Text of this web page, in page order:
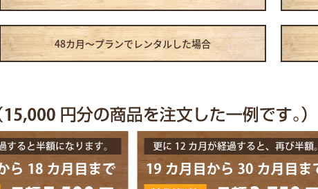
48カ月～プランでレンタルした場合